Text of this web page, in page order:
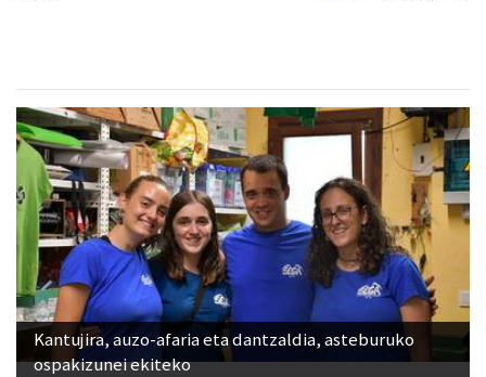
Kantujira, auzo-afaria eta dantzaldia, asteburuko
ospakizunei ekiteko